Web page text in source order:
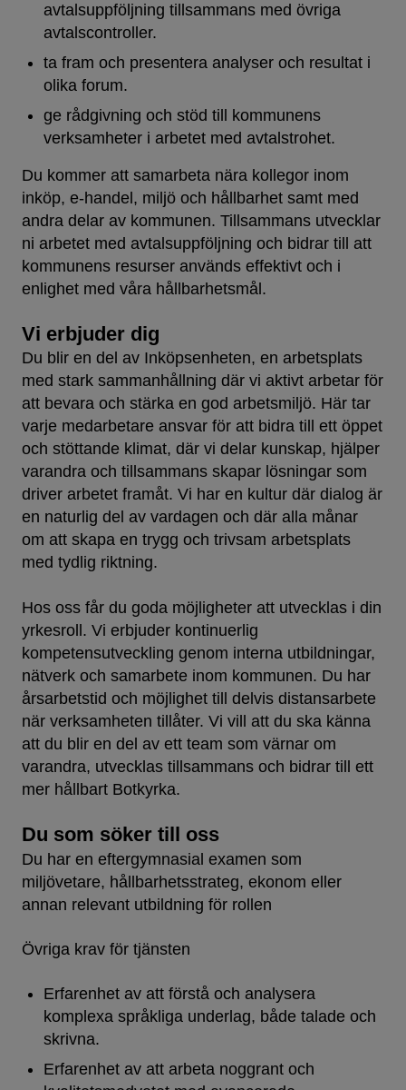
avtalsuppföljning tillsammans med övriga
avtalscontroller.
ta fram och presentera analyser och resultat i
olika forum.
ge rådgivning och stöd till kommunens
verksamheter i arbetet med avtalstrohet.
Du kommer att samarbeta nära kollegor inom
inköp, e-handel, miljö och hållbarhet samt med
andra delar av kommunen. Tillsammans utvecklar
ni arbetet med avtalsuppföljning och bidrar till att
kommunens resurser används effektivt och i
enlighet med våra hållbarhetsmål.
Vi erbjuder dig
Du blir en del av Inköpsenheten, en arbetsplats
med stark sammanhållning där vi aktivt arbetar för
att bevara och stärka en god arbetsmiljö. Här tar
varje medarbetare ansvar för att bidra till ett öppet
och stöttande klimat, där vi delar kunskap, hjälper
varandra och tillsammans skapar lösningar som
driver arbetet framåt. Vi har en kultur där dialog är
en naturlig del av vardagen och där alla månar
om att skapa en trygg och trivsam arbetsplats
med tydlig riktning.
Hos oss får du goda möjligheter att utvecklas i din
yrkesroll. Vi erbjuder kontinuerlig
kompetensutveckling genom interna utbildningar,
nätverk och samarbete inom kommunen. Du har
årsarbetstid och möjlighet till delvis distansarbete
när verksamheten tillåter. Vi vill att du ska känna
att du blir en del av ett team som värnar om
varandra, utvecklas tillsammans och bidrar till ett
mer hållbart Botkyrka.
Du som söker till oss
Du har en eftergymnasial examen som
miljövetare, hållbarhetsstrateg, ekonom eller
annan relevant utbildning för rollen
Övriga krav för tjänsten
Erfarenhet av att förstå och analysera
komplexa språkliga underlag, både talade och
skrivna.
Erfarenhet av att arbeta noggrant och